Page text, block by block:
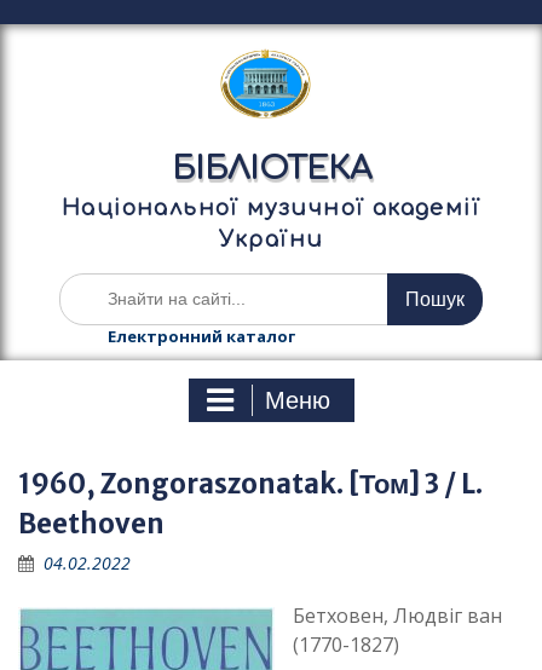
е
у
БІБЛІОТЕКА
Національної музичної академії
України
Ш
у
а
Електронний каталог
Меню
1960, Zongoraszonatak. [Том] 3 / L.
Beethoven
04.02.2022
Бетховен, Людвіг ван
(1770-1827‏)